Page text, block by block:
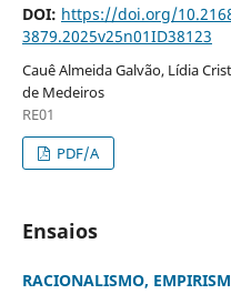
DOI: https://doi.org/
3879.2025v25n01ID38123
Cauê Almeida Galvão, Lídia
de Medeiros
RE01
PDF/A
Ensaios
RACIONALISMO,